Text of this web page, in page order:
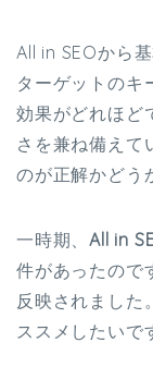
All in SEOから
ターゲットのキ
効果がどれほど
さを兼ね備えて
のが正解かどう
一時期、All in
件があったので
反映されました
ススメしたいで